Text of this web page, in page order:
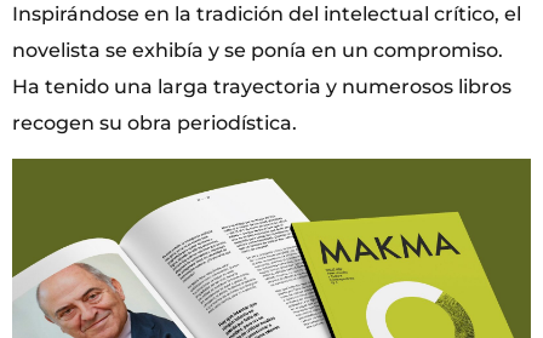
Inspirándose en la tradición del intelectual crítico, el
novelista se exhibía y se ponía en un compromiso.
Ha tenido una larga trayectoria y numerosos libros
recogen su obra periodística.